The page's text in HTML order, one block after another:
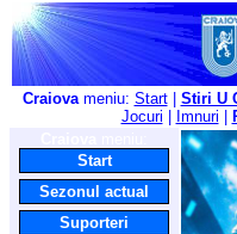
Craiovameniu: Start| Stiri U
Jocuri
Imnuri
Start
Sezonul actual
Suporteri